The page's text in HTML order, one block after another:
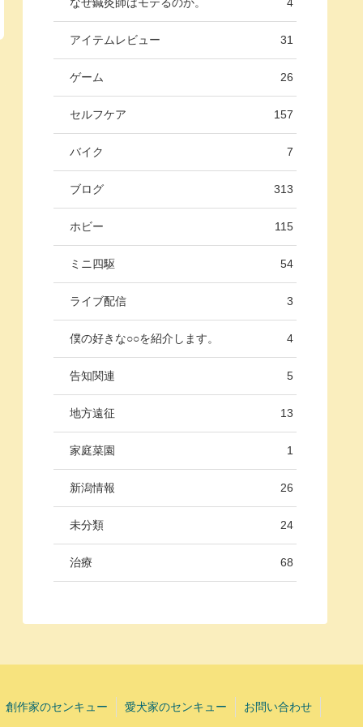
アイテムレビュー 31
ゲーム 26
セルフケア 157
バイク 7
ブログ 313
ホビー 115
ミニ四駆 54
ライブ配信 3
僕の好きな○○を紹介します。 4
告知関連 5
地方遠征 13
家庭菜園 1
新潟情報 26
未分類 24
治療 68
創作家のセンキュー 愛犬家のセンキュー お問い合わせ